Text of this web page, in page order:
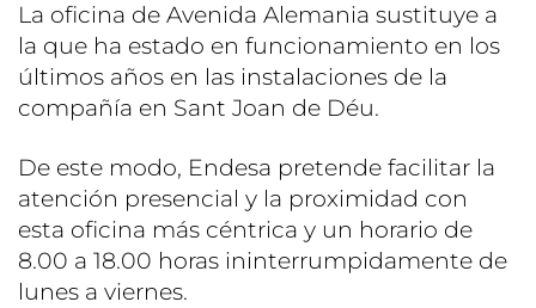
La oficina de Avenida Alemania sustituye a
la que ha estado en funcionamiento en los
últimos años en las instalaciones de la
compañía en Sant Joan de Déu.
De este modo, Endesa pretende facilitar la
atención presencial y la proximidad con
esta oficina más céntrica y un horario de
8.00 a 18.00 horas ininterrumpidamente de
lunes a viernes.